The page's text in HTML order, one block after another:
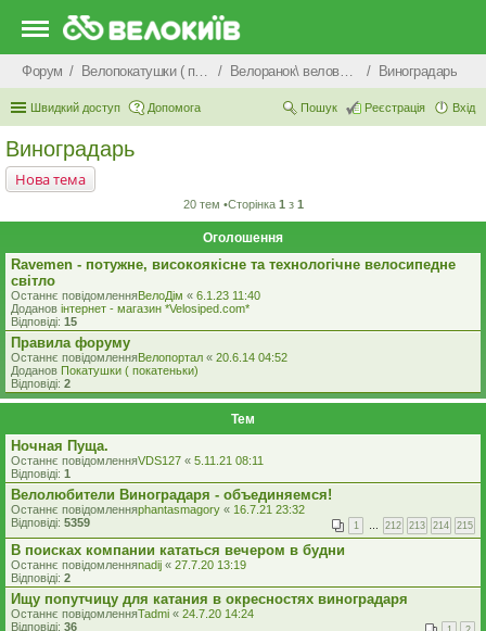
Форум Велопокатушки ( покатеньки), велопоходи, туризм. Велоранок\ веловечір\ велодень \ велоніч Виноградарь
Швидкий доступ Допомога Вхід
Реєстрація
Пошук
Виноградарь
Нова тема
20 тем •Сторінка 1 з 1
Оголошення
Ravemen - потужне, високоякісне та технологічне велосипедне
світло
Останнє повідомленняВелоДім « 6.1.23 11:40
Доданов iнтернет - магазин *Velosiped.com*
Відповіді: 15
Правила форуму
Останнє повідомленняВелопортал « 20.6.14 04:52
Доданов Покатушки ( покатеньки)
Відповіді: 2
Тем
Ночная Пуща.
Останнє повідомленняVDS127 « 5.11.21 08:11
Відповіді: 1
Велолюбители Виноградаря - объединяемся!
Останнє повідомленняphantasmagory « 16.7.21 23:32
Відповіді: 5359 1 … 212 213 214 215
В поисках компании кататься вечером в будни
Останнє повідомленняnadij « 27.7.20 13:19
Відповіді: 2
Ищу попутчицу для катания в окресностях виноградаря
Останнє повідомленняTadmi « 24.7.20 14:24
Відповіді: 36